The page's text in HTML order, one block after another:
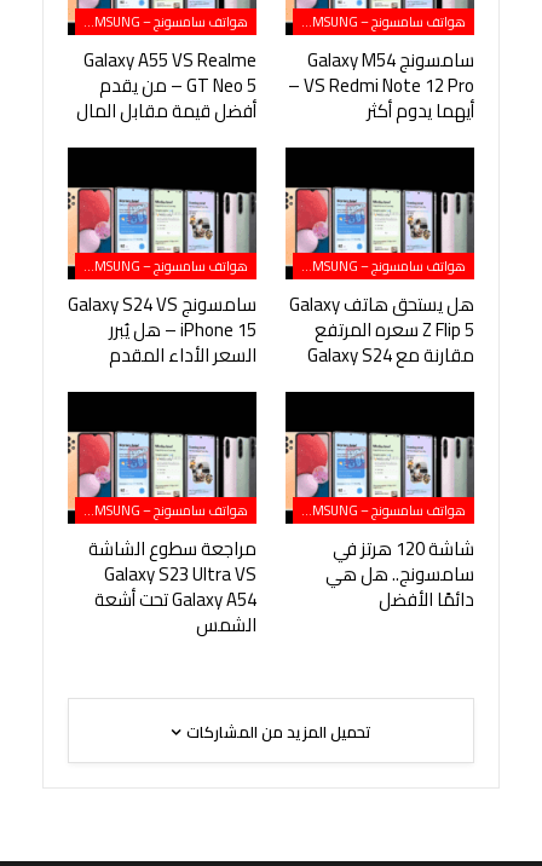
هواتف سامسونج – SAMSUNG
سامسونج Galaxy M54
VS Redmi Note 12 Pro –
أيهما يدوم أكثر
هواتف سامسونج – SAMSUNG
Galaxy A55 VS Realme
GT Neo 5 – من يقدم
أفضل قيمة مقابل المال
هواتف سامسونج – SAMSUNG
هل يستحق هاتف Galaxy
Z Flip 5 سعره المرتفع
مقارنة مع Galaxy S24
هواتف سامسونج – SAMSUNG
سامسونج Galaxy S24 VS
iPhone 15 – هل يُبرر
السعر الأداء المقدم
هواتف سامسونج – SAMSUNG
شاشة 120 هرتز في
سامسونج.. هل هي
دائمًا الأفضل
هواتف سامسونج – SAMSUNG
مراجعة سطوع الشاشة
Galaxy S23 Ultra VS
Galaxy A54 تحت أشعة
الشمس
تحميل المزيد من المشاركات